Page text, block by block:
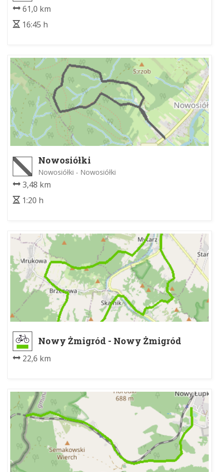
61,0 km
16:45 h
Nowosiółki
Nowosiółki - Nowosiółki
3,48 km
1:20 h
Nowy Żmigród - Nowy Żmigród
22,6 km